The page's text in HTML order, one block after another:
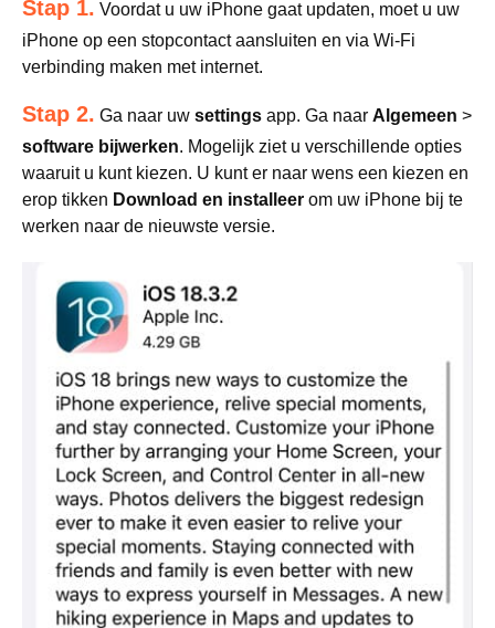
Stap 1. Voordat u uw iPhone gaat updaten, moet u uw
iPhone op een stopcontact aansluiten en via Wi-Fi
verbinding maken met internet.
Stap 2. Ga naar uw settings app. Ga naar Algemeen >
software bijwerken. Mogelijk ziet u verschillende opties
waaruit u kunt kiezen. U kunt er naar wens een kiezen en
erop tikken Download en installeer om uw iPhone bij te
werken naar de nieuwste versie.